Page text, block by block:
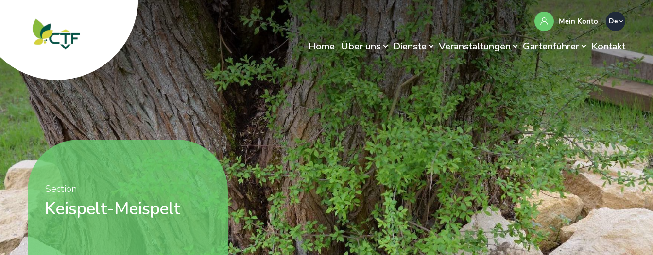
Mein Konto De
Home Über uns Dienste Veranstaltungen Gartenführer Kontakt
Section
Keispelt-Meispelt